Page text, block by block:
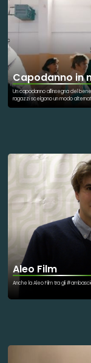
Capodanno in
Un capodanno all'insegna del bene e della solidarietà! Ogni anno,
ragazzi scelgono un modo alternativo
Aleo Film
Anche la Aleo Film tra gli